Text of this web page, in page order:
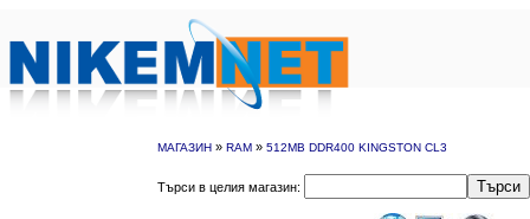
МАГАЗИН » RAM » 512MB DDR400 KINGSTON CL3
Търси в целия магазин: Търси